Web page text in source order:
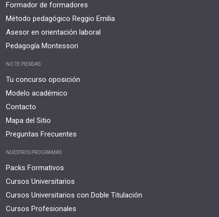
Formador de formadores
Método pedagógico Reggio Emilia
Asesor en orientación laboral
Pedagogía Montessori
NO TE PIERDAS:
Tu concurso oposición
Modelo académico
Contacto
Mapa del Sitio
Preguntas Frecuentes
NUESTROS PROGRAMAS
Packs Formativos
Cursos Universitarios
Cursos Universitarios con Doble Titulación
Cursos Profesionales